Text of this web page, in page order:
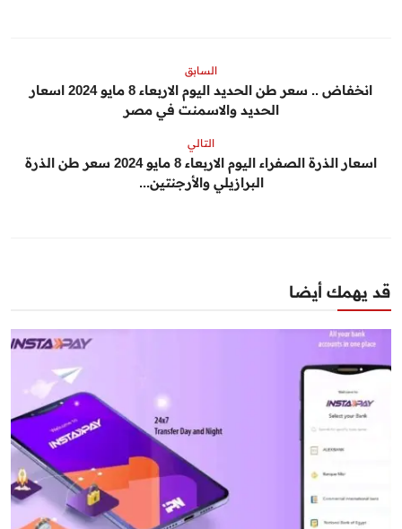
السابق
انخفاض .. سعر طن الحديد اليوم الاربعاء 8 مايو 2024 اسعار
الحديد والاسمنت في مصر
التالي
اسعار الذرة الصفراء اليوم الاربعاء 8 مايو 2024 سعر طن الذرة
البرازيلي والأرجنتين...
قد يهمك أيضا